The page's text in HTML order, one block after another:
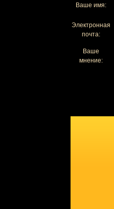
Ваше имя:
Электронная
почта:
Ваше
мнение: